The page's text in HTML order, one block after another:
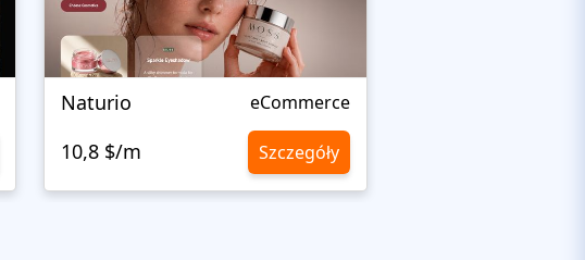
Naturio eCommerce
10,8 $/m Szczegóły